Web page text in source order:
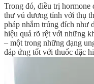
Trong đó, điều trị hormone
thư vú dương tính với thụ
pháp nhắm trúng đích như
hiệu quả rõ rệt với những
– một trong những dạng
đáp ứng tốt với thuốc đặc